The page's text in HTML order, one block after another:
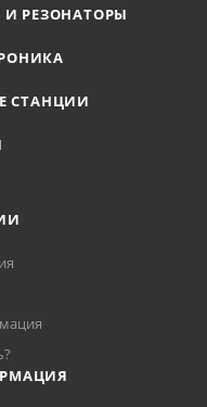
И РЕЗОНАТОРЫ
СТАНЦИИ